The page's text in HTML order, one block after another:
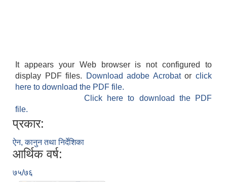
It appears your Web browser is not configured to
display PDF files.
Download adobe Acrobatorclick
here to download the PDF file.
Click here to download the PDF
file.
प्रकार:
ऐन, कानुन तथा निर्देशिका
आर्थिक वर्ष:
७५/७६